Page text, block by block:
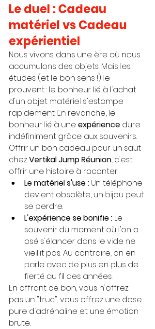
Le duel : Cadeau
matériel vs Cadeau
expérientiel
Nous vivons dans une ère où nous
accumulons des objets. Mais les
études (et le bon sens !) le
prouvent : le bonheur lié à l'achat
d'un objet matériel s'estompe
rapidement. En revanche, le
bonheur lié à une expérience dure
indéfiniment grâce aux souvenirs.
Offrir un bon cadeau pour un saut
chez Vertikal Jump Réunion, c'est
offrir une histoire à raconter.
Le matériel s'use : Un téléphone
devient obsolète, un bijou peut
se perdre.
L'expérience se bonifie : Le
souvenir du moment où l'on a
osé s'élancer dans le vide ne
vieillit pas. Au contraire, on en
parle avec de plus en plus de
fierté au fil des années.
En offrant ce bon, vous n'offrez
pas un "truc", vous offrez une dose
pure d'adrénaline et une émotion
brute.